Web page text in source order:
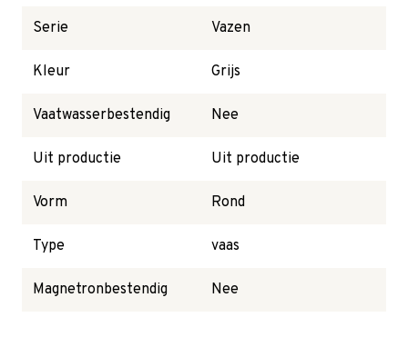
Serie Vazen
Kleur Grijs
Vaatwasserbestendig Nee
Uit productie Uit productie
Vorm Rond
Type vaas
Magnetronbestendig Nee